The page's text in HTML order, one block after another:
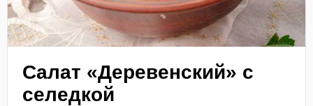
Салат «Деревенский» с
селедкой